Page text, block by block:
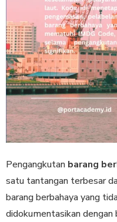
Pengangkutan barang
satu tantangan terbesar
barang berbahaya yang
didokumentasikan